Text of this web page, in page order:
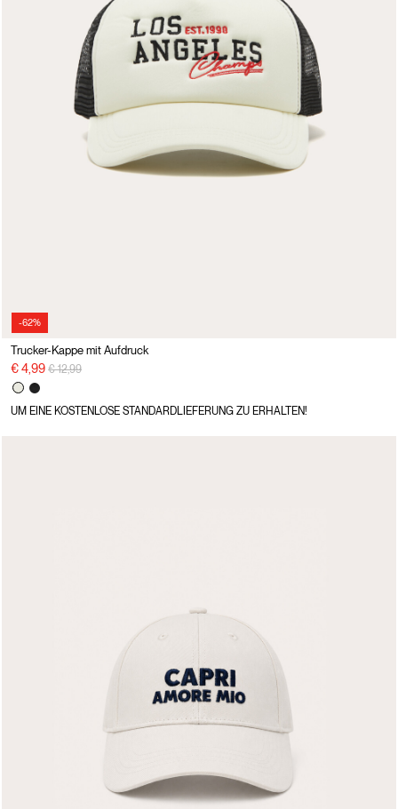
-62%
Trucker-Kappe mit Aufdruck
€ 4,99 Preisreduzierung von
€ 12,99auf
UM EINE KOSTENLOSE STANDARDLIEFERUNG ZU ERHALTEN!